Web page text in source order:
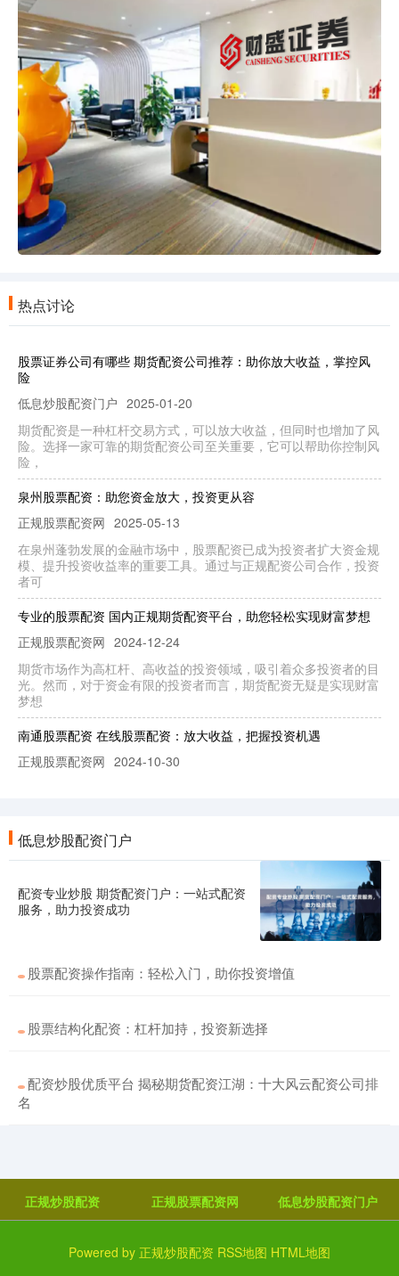
热点讨论
股票证券公司有哪些 期货配资公司推荐：助你放大收益，掌控风
险
低息炒股配资门户 2025-01-20
期货配资是一种杠杆交易方式，可以放大收益，但同时也增加了风
险。选择一家可靠的期货配资公司至关重要，它可以帮助你控制风
险，
泉州股票配资：助您资金放大，投资更从容
正规股票配资网 2025-05-13
在泉州蓬勃发展的金融市场中，股票配资已成为投资者扩大资金规
模、提升投资收益率的重要工具。通过与正规配资公司合作，投资
者可
专业的股票配资 国内正规期货配资平台，助您轻松实现财富梦想
正规股票配资网 2024-12-24
期货市场作为高杠杆、高收益的投资领域，吸引着众多投资者的目
光。然而，对于资金有限的投资者而言，期货配资无疑是实现财富
梦想
南通股票配资 在线股票配资：放大收益，把握投资机遇
正规股票配资网 2024-10-30
炒股的股票账户 揭秘股票配资平台：杠杆炒股的利器还是风险陷
低息炒股配资门户 2024-12-18
股票配资平台为投资者提供杠杆资金炒股的股票账户，放大投资收
益。然而，这种杠杆炒股模式也暗藏风险。 1. 价值投资：价值投
低息炒股配资门户
配资专业炒股 期货配资门户：一站式配资
服务，助力投资成功
股票配资操作指南：轻松入门，助你投资增值
股票结构化配资：杠杆加持，投资新选择
配资炒股优质平台 揭秘期货配资江湖：十大风云配资公司排
名
正规炒股配资 正规股票配资网 低息炒股配资门户
Powered by 正规炒股配资 RSS地图 HTML地图